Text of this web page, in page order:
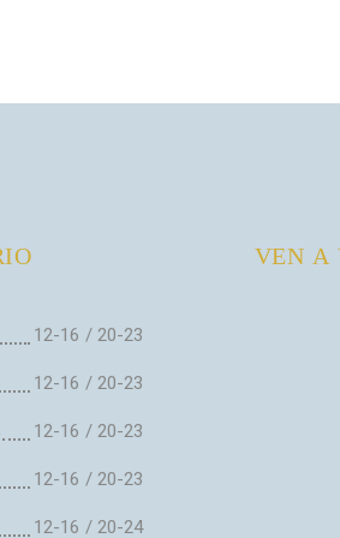
12-16 / 20-23
12-16 / 20-23
12-16 / 20-23
12-16 / 20-23
12-16 / 20-24
VEN A